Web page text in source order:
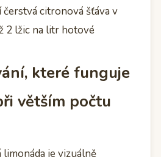
citronová šťáva v
2 lžic na litr hotové
které funguje
větším počtu
je vizuálně